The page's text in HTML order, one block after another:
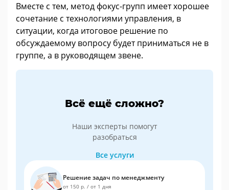
Вместе с тем, метод фокус-групп имеет хорошее
сочетание с технологиями управления, в
ситуации, когда итоговое решение по
обсуждаемому вопросу будет приниматься не в
группе, а в руководящем звене.
Всё ещё сложно?
Наши эксперты помогут
разобраться
Все услуги
Решение задач по менеджменту
от 150 р. / от 1 дня